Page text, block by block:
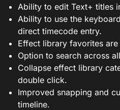
Ability to edit Text+ titles
Ability to use the
direct timecode entry.
Effect library favorites
Option to search across
Collapse effect library
double click.
Improved snapping and
timeline.